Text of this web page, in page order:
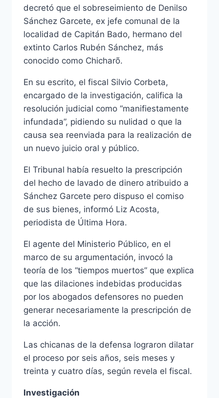
decretó que el sobreseimiento de Denilso
Sánchez Garcete, ex jefe comunal de la
localidad de Capitán Bado, hermano del
extinto Carlos Rubén Sánchez, más
conocido como Chicharõ.
En su escrito, el fiscal Silvio Corbeta,
encargado de la investigación, califica la
resolución judicial como “manifiestamente
infundada”, pidiendo su nulidad o que la
causa sea reenviada para la realización de
un nuevo juicio oral y público.
El Tribunal había resuelto la prescripción
del hecho de lavado de dinero atribuido a
Sánchez Garcete pero dispuso el comiso
de sus bienes, informó Liz Acosta,
periodista de Última Hora.
El agente del Ministerio Público, en el
marco de su argumentación, invocó la
teoría de los “tiempos muertos” que explica
que las dilaciones indebidas producidas
por los abogados defensores no pueden
generar necesariamente la prescripción de
la acción.
Las chicanas de la defensa lograron dilatar
el proceso por seis años, seis meses y
treinta y cuatro días, según revela el fiscal.
Investigación